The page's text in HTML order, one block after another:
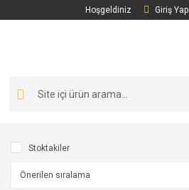
Hoşgeldiniz Giriş Yap
Stoktakiler